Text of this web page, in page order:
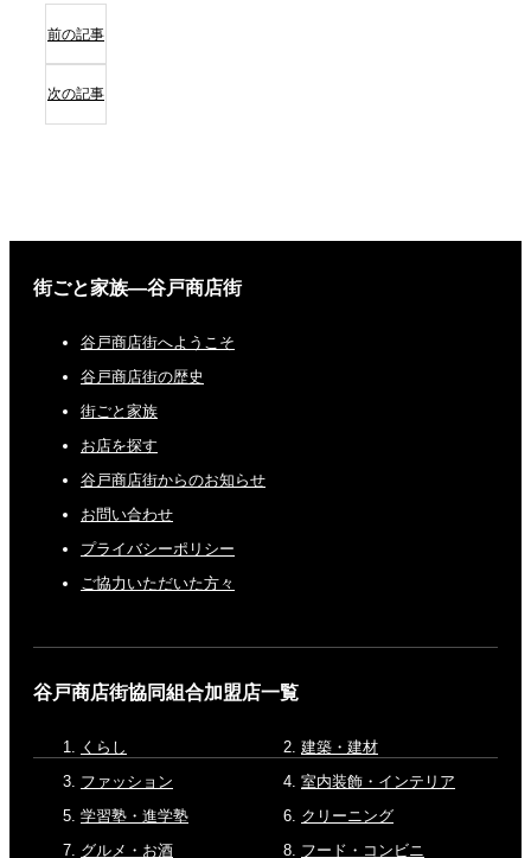
前の記事
次の記事
街ごと家族―谷戸商店街
谷戸商店街へようこそ
谷戸商店街の歴史
街ごと家族
お店を探す
谷戸商店街からのお知らせ
お問い合わせ
プライバシーポリシー
ご協力いただいた方々
谷戸商店街協同組合加盟店一覧
くらし
建築・建材
ファッション
室内装飾・インテリア
学習塾・進学塾
クリーニング
グルメ・お酒
フード・コンビニ